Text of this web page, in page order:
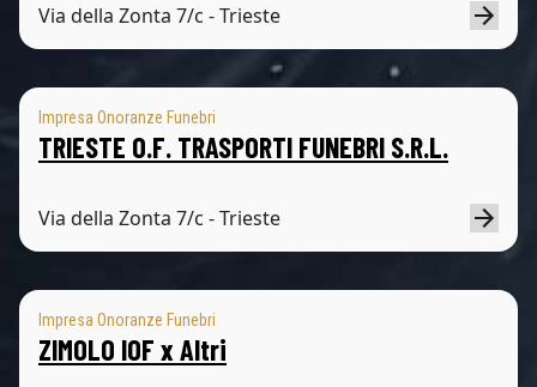
Via della Zonta 7/c - Trieste
Impresa Onoranze Funebri
TRIESTE O.F. TRASPORTI FUNEBRI S.R.L.
Via della Zonta 7/c - Trieste
Impresa Onoranze Funebri
ZIMOLO IOF x Altri